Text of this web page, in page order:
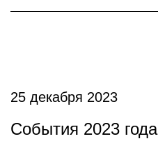
25 декабря 2023
События 2023 года